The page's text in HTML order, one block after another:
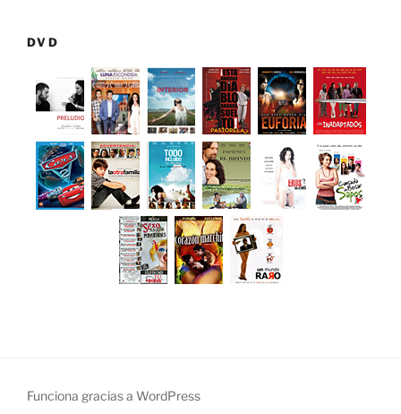
DVD
Funciona gracias a WordPress